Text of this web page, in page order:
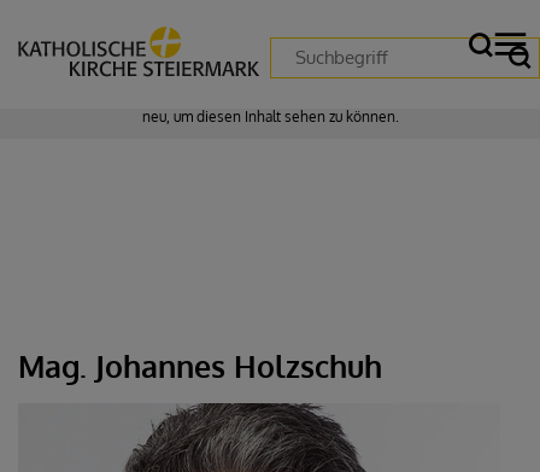
Zustimmung erforderlich!
neu, um diesen Inhalt sehen zu können.
Mag. Johannes Holzschuh